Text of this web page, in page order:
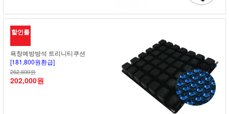
할인률
욕창예방방석 트리니티쿠션
[181,800원환급]
262,600원
202,000원